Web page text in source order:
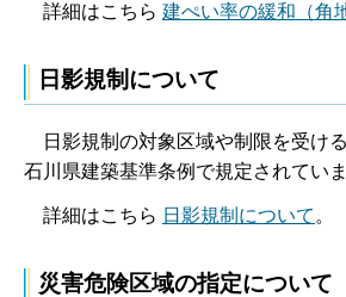
詳細はこちら 建ぺい率の緩和（角
日影規制について
日影規制の対象区域や制限を受ける
石川県建築基準条例で規定されていま
詳細はこちら 日影規制について 。
災害危険区域の指定について